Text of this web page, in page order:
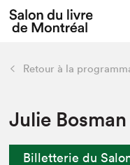
L'événement
Préparer sa
retour
Préparer sa visite
Liens pratiques
Retour à la
Julie
Billetterie du